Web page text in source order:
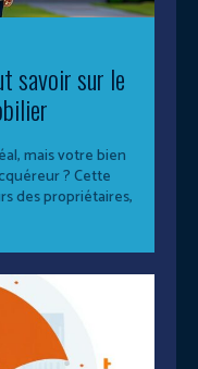
savoir sur le
mais votre bien
? Cette
des propriétaires,